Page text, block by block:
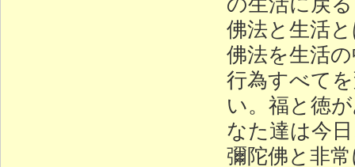
佛法と生活
佛法を生活
行為すべて
い。福と徳
なた達は今
彌陀佛と非